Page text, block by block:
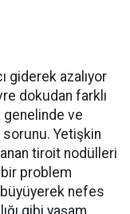
giderek azalıyor
dokudan farklı
genelinde ve
sorunu. Yetişkin
tiroit nodülleri
problem
nefes
gibi yaşam